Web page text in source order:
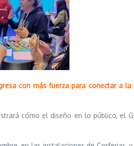
con más fuerza para conectar a la
cómo el diseño en lo público, el